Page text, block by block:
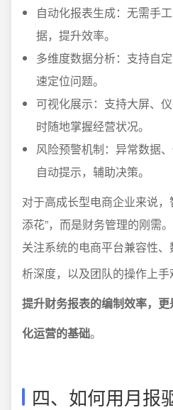
自动化报表生成：无需手
据，提升效率。
多维度数据分析：支持自
速定位问题。
可视化展示：支持大屏、
时随地掌握经营状况。
风险预警机制：异常数据
自动提示，辅助决策。
对于高成长型电商企业来说
添花”，而是财务管理的刚需
关注系统的电商平台兼容性
析深度，以及团队的操作上手
提升财务报表的编制效率，
化运营的基础。
四、如何用月报